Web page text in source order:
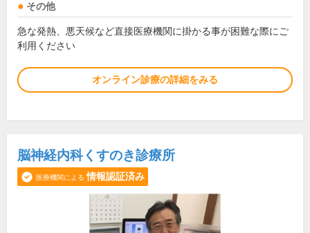
その他
急な発熱、悪天候など直接医療機関に掛かる事が困難な際にご
利用ください
オンライン診療の詳細をみる
脳神経内科くすのき診療所
医療機関による 情報認証済み